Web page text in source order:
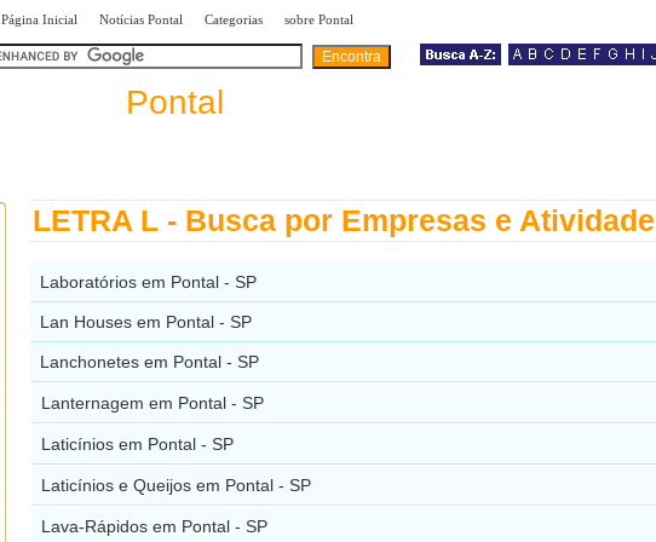
Página Inicial Notícias Pontal Categorias sobre Pontal
Pontal
LETRA L - Busca por Empresas e
Laboratórios em Pontal - SP
Lan Houses em Pontal - SP
Lanchonetes em Pontal - SP
Lanternagem em Pontal - SP
Laticínios em Pontal - SP
Laticínios e Queijos em Pontal - SP
Lava-Rápidos em Pontal - SP